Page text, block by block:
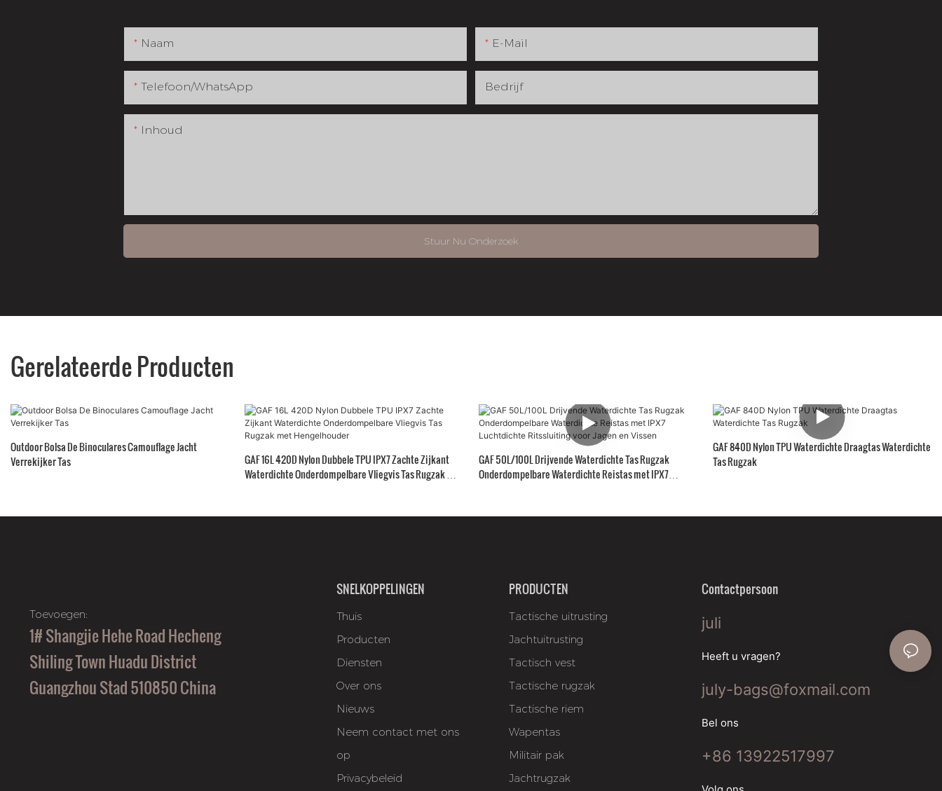
Naam E-Mail
Telefoon/WhatsApp Bedrijf
Inhoud
Stuur Nu Onderzoek
Gerelateerde Producten
Outdoor Bolsa De Binoculares Camouflage Jacht
Verrekijker Tas
GAF 16L 420D Nylon Dubbele TPU IPX7 Zachte Zijkant
Waterdichte Onderdompelbare Vliegvis Tas Rugzak met
GAF 50L/100L Drijvende Waterdichte Tas Rugzak
Onderdompelbare Waterdichte Reistas met IPX7
GAF 840D Nylon TPU Waterdichte Draagtas Waterdichte
Tas Rugzak
Toevoegen:
1# Shangjie Hehe Road Hecheng
Shiling Town Huadu District
Guangzhou Stad 510850 China
SNELKOPPELINGEN
Thuis
Producten
Diensten
Over ons
Nieuws
Neem contact met ons
op
Privacybeleid
PRODUCTEN
Tactische uitrusting
Jachtuitrusting
Tactisch vest
Tactische rugzak
Tactische riem
Wapentas
Militair pak
Jachtrugzak
Contactpersoon
juli
Heeft u vragen?
july-bags@foxmail.com
Bel ons
+86 13922517997